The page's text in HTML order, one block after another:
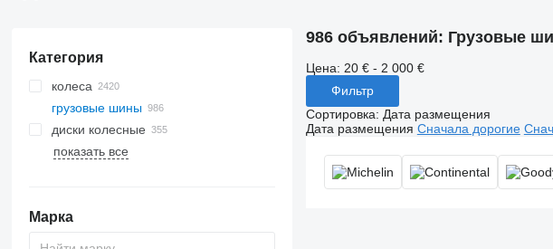
Категория
колеса
грузовые шины
диски колесные
грузовые диски колесные
показать все
Марка
986 объявлений: Грузовые
Цена: 20 € - 2 000 €
Фильтр
Сортировка: Дата размещения
Дата размещения Сначала дорогие